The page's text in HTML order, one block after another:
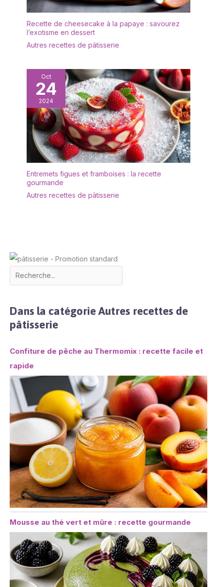
emballage bien conçu
protège la vaisselle en
toute sécurité pendant le
offrirons un
rectangulaires arrivent
cassés
rebords empêchent les
déversements, gardent
le comptoir et la table
propres. Cadeau idéal
EMBALLAGE: Un
emballage bien conçu
protège la vaisselle en
toute sécurité pendant le
transport. Nous vous
offrirons un
remplacement gratuit si
les plateaux arrivent
cassés
Recette de cheesecake à la papaye : savourez
l’exotisme en dessert
Autres recettes de pâtisserie
Oct
24
2024
Entremets figues et framboises : la recette
gourmande
Autres recettes de pâtisserie
Dans la catégorie Autres recettes de
pâtisserie
Confiture de pêche au Thermomix : recette facile et
rapide
Mousse au thé vert et mûre : recette gourmande